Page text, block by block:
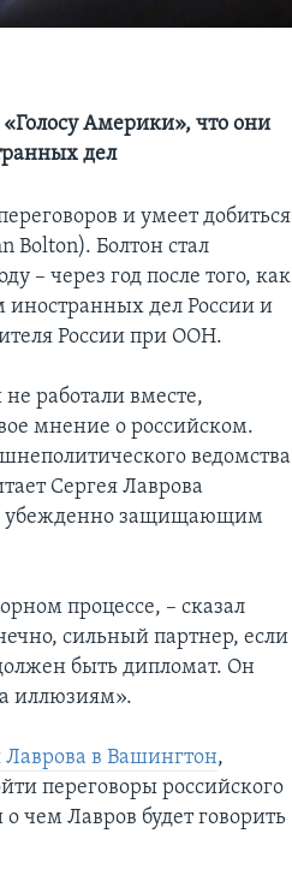
Америки», что они
дел
и умеет добиться
Bolton). Болтон стал
– через год после того, как
иностранных дел России и
России при ООН.
работали вместе,
мнение о российском.
ведомства
Сергея Лаврова
убежденно защищающим
процессе, – сказал
сильный партнер, если
быть дипломат. Он
иллюзиям».
Лаврова в Вашингтон,
переговоры российского
чем Лавров будет говорить